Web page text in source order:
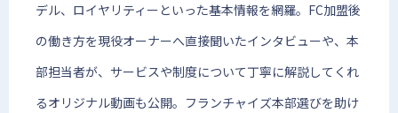
デル、ロイヤリティーといった基本情報を網羅。FC加盟後
の働き方を現役オーナーへ直接聞いたインタビューや、本
部担当者が、サービスや制度について丁寧に解説してくれ
るオリジナル動画も公開。フランチャイズ本部選びを助け